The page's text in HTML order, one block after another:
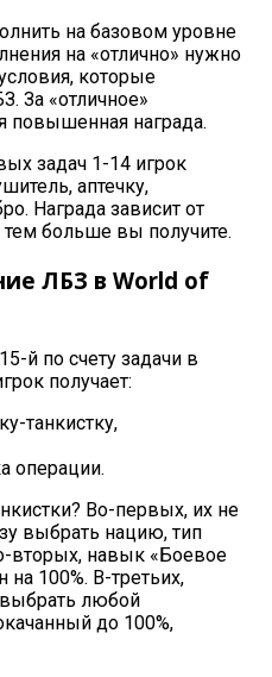
на базовом уровне
на «отлично» нужно
которые
За «отличное»
повышенная награда.
задач 1-14 игрок
аптечку,
Награда зависит от
больше вы получите.
ЛБЗ в World of
й по счету задачи в
получает:
танкистку,
операции.
Во-первых, их не
выбрать нацию, тип
вторых, навык «Боевое
на 100%. В-третьих,
любой
до 100%,